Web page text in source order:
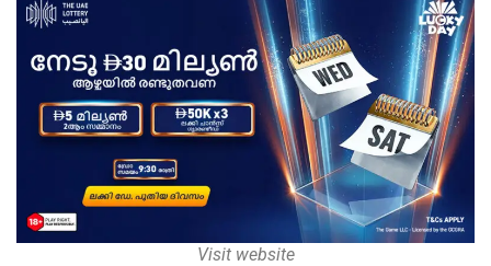
Visit website